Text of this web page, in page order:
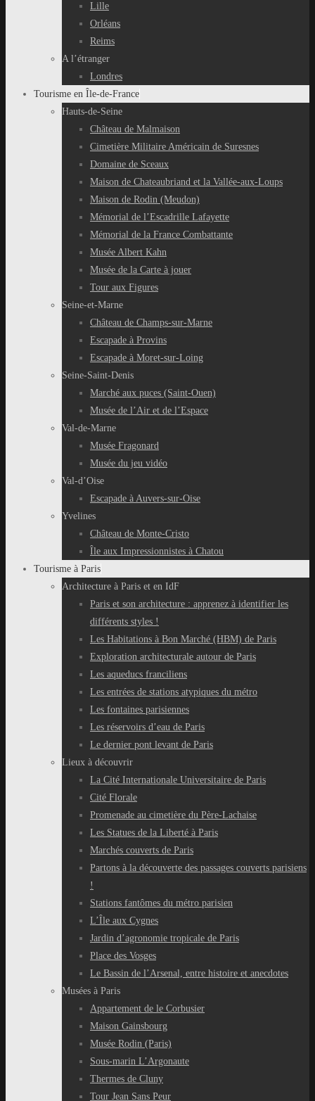
Lille
Orléans
Reims
A l’étranger
Londres
Tourisme en Île-de-France
Hauts-de-Seine
Château de Malmaison
Cimetière Militaire Américain de Suresnes
Domaine de Sceaux
Maison de Chateaubriand et la Vallée-aux-Loups
Maison de Rodin (Meudon)
Mémorial de l’Escadrille Lafayette
Mémorial de la France Combattante
Musée Albert Kahn
Musée de la Carte à jouer
Tour aux Figures
Seine-et-Marne
Château de Champs-sur-Marne
Escapade à Provins
Escapade à Moret-sur-Loing
Seine-Saint-Denis
Marché aux puces (Saint-Ouen)
Musée de l’Air et de l’Espace
Val-de-Marne
Musée Fragonard
Musée du jeu vidéo
Val-d’Oise
Escapade à Auvers-sur-Oise
Yvelines
Château de Monte-Cristo
Île aux Impressionnistes à Chatou
Tourisme à Paris
Architecture à Paris et en IdF
Paris et son architecture : apprenez à identifier les
différents styles !
Les Habitations à Bon Marché (HBM) de Paris
Exploration architecturale autour de Paris
Les aqueducs franciliens
Les entrées de stations atypiques du métro
Les fontaines parisiennes
Les réservoirs d’eau de Paris
Le dernier pont levant de Paris
Lieux à découvrir
La Cité Internationale Universitaire de Paris
Cité Florale
Promenade au cimetière du Père-Lachaise
Les Statues de la Liberté à Paris
Marchés couverts de Paris
Partons à la découverte des passages couverts parisiens
!
Stations fantômes du métro parisien
L’Île aux Cygnes
Jardin d’agronomie tropicale de Paris
Place des Vosges
Le Bassin de l’Arsenal, entre histoire et anecdotes
Musées à Paris
Appartement de le Corbusier
Maison Gainsbourg
Musée Rodin (Paris)
Sous-marin L’Argonaute
Thermes de Cluny
Tour Jean Sans Peur